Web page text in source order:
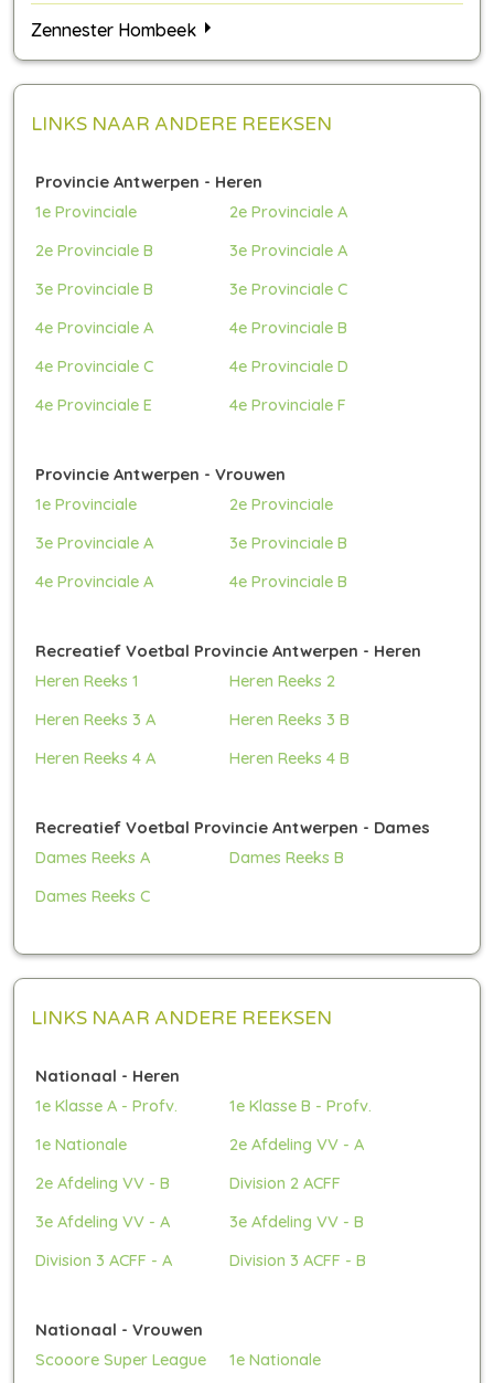
Zennester Hombeek
LINKS NAAR ANDERE REEKSEN
Provincie Antwerpen - Heren
1e Provinciale
2e Provinciale A
2e Provinciale B
3e Provinciale A
3e Provinciale B
3e Provinciale C
4e Provinciale A
4e Provinciale B
4e Provinciale C
4e Provinciale D
4e Provinciale E
4e Provinciale F
Provincie Antwerpen - Vrouwen
1e Provinciale
2e Provinciale
3e Provinciale A
3e Provinciale B
4e Provinciale A
4e Provinciale B
Recreatief Voetbal Provincie Antwerpen - Heren
Heren Reeks 1
Heren Reeks 2
Heren Reeks 3 A
Heren Reeks 3 B
Heren Reeks 4 A
Heren Reeks 4 B
Recreatief Voetbal Provincie Antwerpen - Dames
Dames Reeks A
Dames Reeks B
Dames Reeks C
LINKS NAAR ANDERE REEKSEN
Nationaal - Heren
1e Klasse A - Profv.
1e Klasse B - Profv.
1e Nationale
2e Afdeling VV - A
2e Afdeling VV - B
Division 2 ACFF
3e Afdeling VV - A
3e Afdeling VV - B
Division 3 ACFF - A
Division 3 ACFF - B
Nationaal - Vrouwen
Scooore Super League
1e Nationale